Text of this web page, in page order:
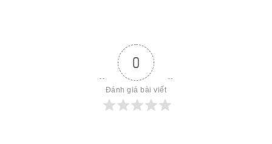
0
Đánh giá bài viết